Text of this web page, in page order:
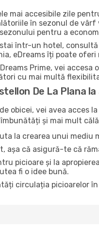
mai accesibile zile
în sezonul de
pentru a
într-un hotel,
eDreams îți poate
Prime, vei
cu mai multă
De La Plana
obicei, vei avea acces
și mai mult
la crearea unui
așa că asigură-te că
picioare și la
fi o idee bună.
circulația picioarelor